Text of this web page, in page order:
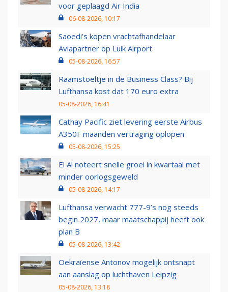
voor geplaagd Air India
06-08-2026, 10:17
Saoedi’s kopen vrachtafhandelaar
Aviapartner op Luik Airport
05-08-2026, 16:57
Raamstoeltje in de Business Class? Bij
Lufthansa kost dat 170 euro extra
05-08-2026, 16:41
Cathay Pacific ziet levering eerste Airbus
A350F maanden vertraging oplopen
05-08-2026, 15:25
El Al noteert snelle groei in kwartaal met
minder oorlogsgeweld
05-08-2026, 14:17
Lufthansa verwacht 777-9’s nog steeds
begin 2027, maar maatschappij heeft ook
plan B
05-08-2026, 13:42
Oekraïense Antonov mogelijk ontsnapt
aan aanslag op luchthaven Leipzig
05-08-2026, 13:18